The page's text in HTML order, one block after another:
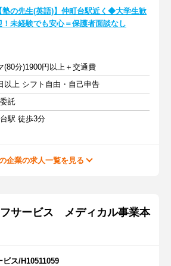
塾の先生(英語)】仲町台駅近く◆大学生歓
！未経験でも安心＝保護者面談なし
(80分)1900円以上＋交通費
以上 シフト自由・自己申告
託
駅 徒歩3分
企業の求人一覧を見る
サービス メディカル事業本
ス/H10511059